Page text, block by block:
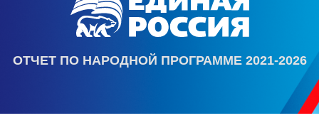
ОТЧЕТ ПО НАРОДНОЙ ПРОГРАММЕ 2021-2026